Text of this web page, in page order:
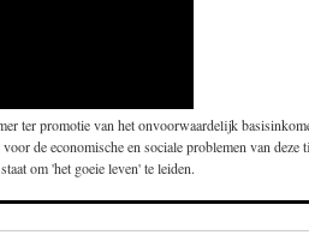
ter promotie van het onvoorwaardelijk
de economische en sociale problemen van deze
om 'het goeie leven' te leiden.